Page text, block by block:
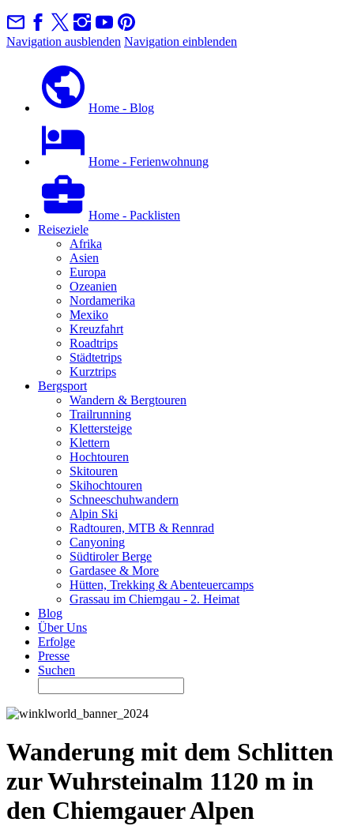
Navigation ausblenden Navigation einblenden
Home - Blog
Home - Ferienwohnung
Home - Packlisten
Reiseziele
Afrika
Asien
Europa
Ozeanien
Nordamerika
Mexiko
Kreuzfahrt
Roadtrips
Städtetrips
Kurztrips
Bergsport
Wandern & Bergtouren
Trailrunning
Klettersteige
Klettern
Hochtouren
Skitouren
Skihochtouren
Schneeschuhwandern
Alpin Ski
Radtouren, MTB & Rennrad
Canyoning
Südtiroler Berge
Gardasee & More
Hütten, Trekking & Abenteuercamps
Grassau im Chiemgau - 2. Heimat
Blog
Über Uns
Erfolge
Presse
Suchen
Wanderung mit dem Schlitten
zur Wuhrsteinalm 1120 m in
den Chiemgauer Alpen